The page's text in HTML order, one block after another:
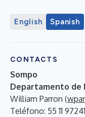
English Spanish
CONTACTS
Sompo
Departamento de
William Parron (
Teléfono: 55 11